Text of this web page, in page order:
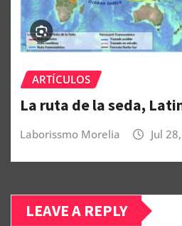
ARTÍCULOS
La ruta de la seda,
Laborissmo Morelia Jul
LEAVE A REPLY